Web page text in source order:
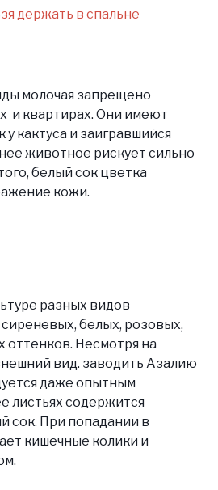
молочая запрещено
и квартирах. Они имеют
кактуса и заигравшийся
животное рискует сильно
белый сок цветка
кожи.
разных видов
белых, розовых,
оттенков. Несмотря на
вид. заводить Азалию
даже опытным
листьях содержится
сок. При попадании в
кишечные колики и